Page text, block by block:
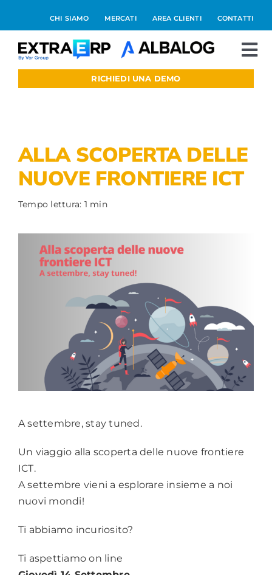
al
contenuto
CHI SIAMO MERCATI AREA CLIENTI CONTATTI
Extraerp Aree
Integrazioni
Blog
Preventivo online
RICHIEDI UNA DEMO
ALLA SCOPERTA DELLE
NUOVE FRONTIERE ICT
Tempo lettura: 1 min
A settembre, stay tuned.
Un viaggio alla scoperta delle nuove frontiere
ICT.
A settembre vieni a esplorare insieme a noi
nuovi mondi!
Ti abbiamo incuriosito?
Ti aspettiamo on line